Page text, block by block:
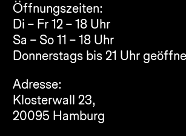
Öffnungszeiten:
Di – Fr 12 – 18 Uhr
Sa – So 11 – 18 Uhr
Adresse:
Klosterwall 23,
20095 Hamburg